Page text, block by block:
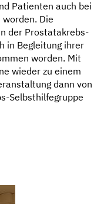
Patienten auch bei
Die
der Prostatakrebs-
in Begleitung ihrer
worden. Mit
wieder zu einem
dann von
Selbsthilfegruppe